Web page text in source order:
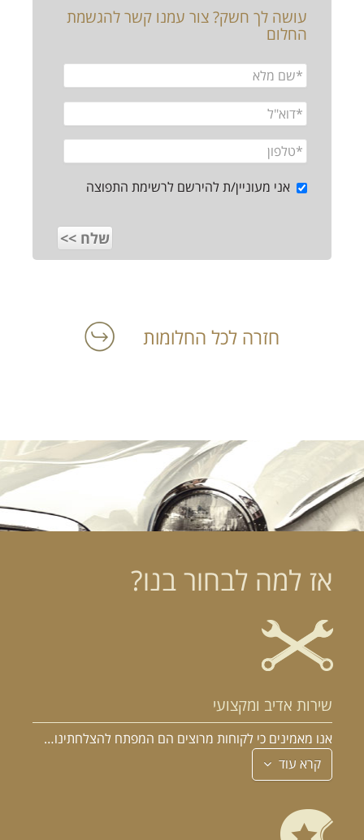
עושה לך חשק? צור עמנו קשר להגשמת
החלום
אני מעוניין/ת להירשם לרשימת התפוצה
חזרה לכל החלומות
אז למה לבחור בנו?
שירות אדיב ומקצועי
אנו מאמינים כי לקוחות מרוצים הם המפתח להצלחתינו…
קרא עוד